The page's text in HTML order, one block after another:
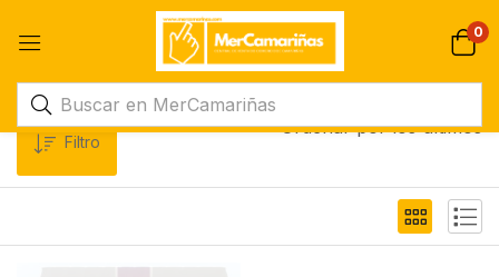
0
Filtro
Ordenar por los últimos